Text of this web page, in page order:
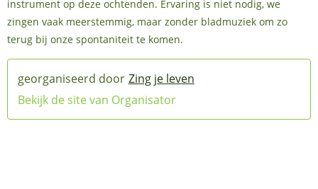
instrument op deze ochtenden. Ervaring is niet nodig, we
zingen vaak meerstemmig, maar zonder bladmuziek om zo
terug bij onze spontaniteit te komen.
Zing je leven
Bekijk de site van Organisator